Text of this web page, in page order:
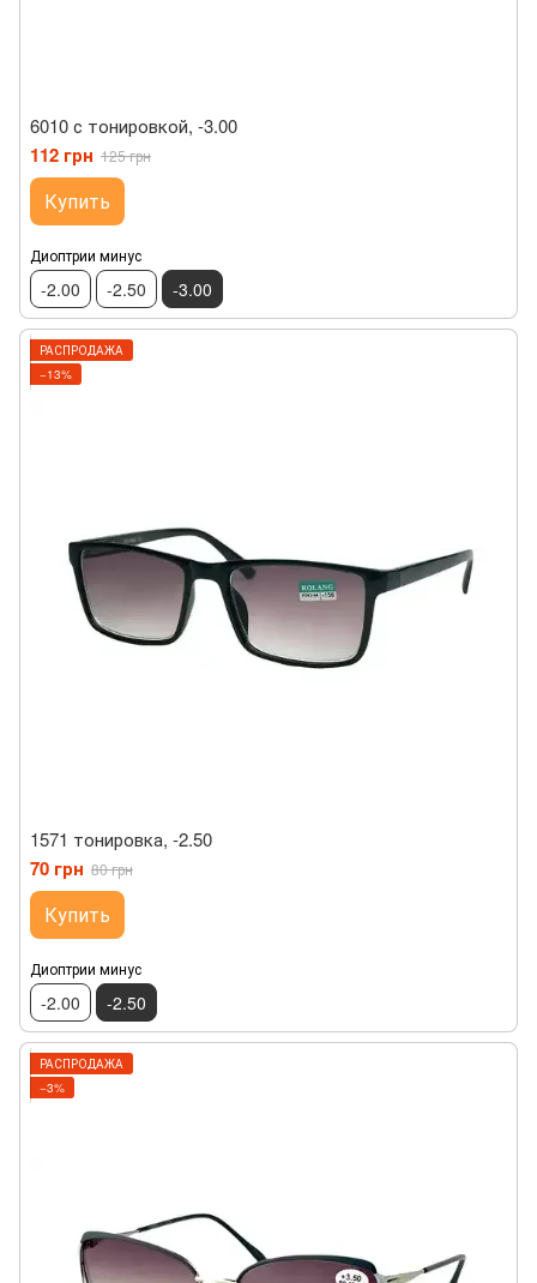
6010 с тонировкой, -3.00
112 грн 125 грн
Купить
Диоптрии минус
-2.00 -2.50 -3.00
РАСПРОДАЖА
−13%
1571 тонировка, -2.50
70 грн 80 грн
Купить
Диоптрии минус
-2.00 -2.50
РАСПРОДАЖА
−3%